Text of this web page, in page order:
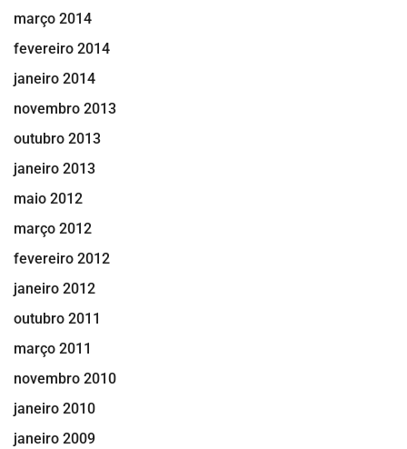
março 2014
fevereiro 2014
janeiro 2014
novembro 2013
outubro 2013
janeiro 2013
maio 2012
março 2012
fevereiro 2012
janeiro 2012
outubro 2011
março 2011
novembro 2010
janeiro 2010
janeiro 2009